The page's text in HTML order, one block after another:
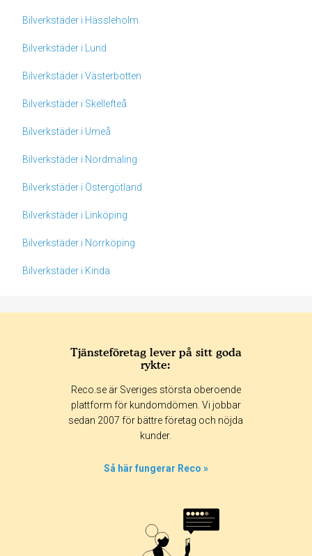
Bilverkstäder i Hässleholm
Bilverkstäder i Lund
Bilverkstäder i Västerbotten
Bilverkstäder i Skellefteå
Bilverkstäder i Umeå
Bilverkstäder i Nordmaling
Bilverkstäder i Östergötland
Bilverkstäder i Linköping
Bilverkstäder i Norrköping
Bilverkstäder i Kinda
365 dagar 90 dagar
30 dagar
Tjänsteföretag lever på sitt goda
rykte:
Reco.se är Sveriges största oberoende
plattform för kundomdömen. Vi jobbar
sedan 2007 för bättre företag och nöjda
kunder.
Så här fungerar Reco »